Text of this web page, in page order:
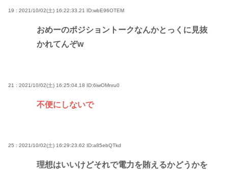
19 : 2021/10/02(土) 16:22:33.21 ID:wbE96OTEM
おめーのポジショントークなんかとっくに見抜
かれてんぞw
21 : 2021/10/02(土) 16:25:04.18 ID:6iwOMnru0
不便にしないで
25 : 2021/10/02(土) 16:29:23.62 ID:a85ebQTkd
理想はいいけどそれで電力を賄えるかどうかを